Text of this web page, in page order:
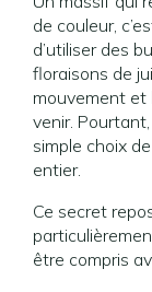
de couleur,
d’utiliser des
floraisons de
mouvement et
venir.
simple choix
entier.
Ce secret
être compris